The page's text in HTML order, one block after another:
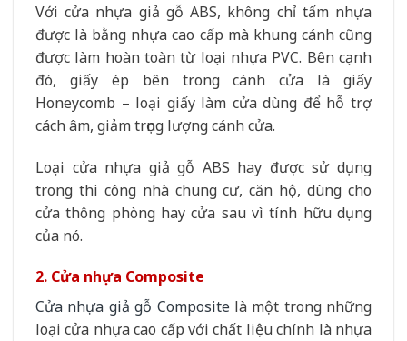
Với cửa nhựa giả gỗ ABS, không chỉ tấm nhựa
được là bằng nhựa cao cấp mà khung cánh cũng
được làm hoàn toàn từ loại nhựa PVC. Bên cạnh
đó, giấy ép bên trong cánh cửa là giấy
Honeycomb – loại giấy làm cửa dùng để hỗ trợ
cách âm, giảm trọng lượng cánh cửa.
Loại cửa nhựa giả gỗ ABS hay được sử dụng
trong thi công nhà chung cư, căn hộ, dùng cho
cửa thông phòng hay cửa sau vì tính hữu dụng
của nó.
2. Cửa nhựa Composite
Cửa nhựa giả gỗ Compositelà một trong những
loại cửa nhựa cao cấp với chất liệu chính là nhựa